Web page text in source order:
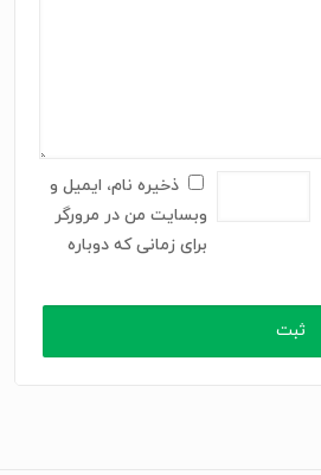
ذخیره نام، ایمیل و
وبسایت من در مرورگر
برای زمانی که دوباره